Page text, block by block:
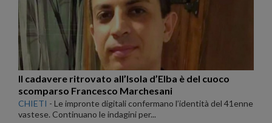
Il cadavere ritrovato all’Isola d’Elba è del cuoco
scomparso Francesco Marchesani
CHIETI - Le impronte digitali confermano l’identità del 41enne
vastese. Continuano le indagini per...